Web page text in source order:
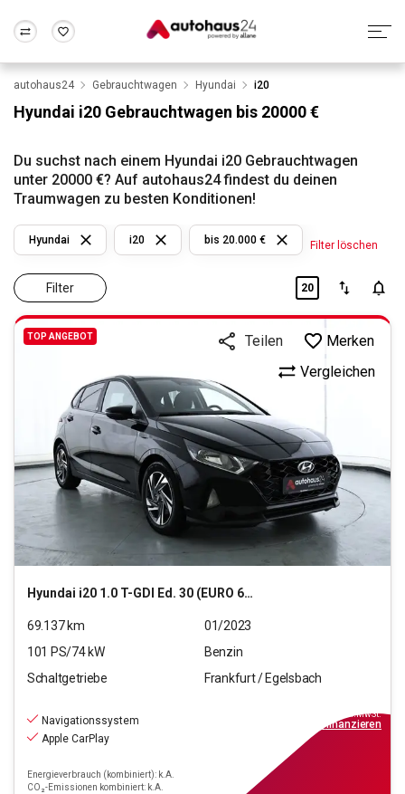
Wir bewerten dein Auto
Alle Fragen & Antworten
Rund um die Inzahlungnahme
Frankfurt Wuppertal
autohaus24 Gebrauchtwagen Hyundai i20
Hyundai i20 Gebrauchtwagen bis 20000 €
Du suchst nach einem Hyundai i20 Gebrauchtwagen
unter 20000 €? Auf autohaus24 findest du deinen
Traumwagen zu besten Konditionen!
Filter
Hyundai i20 bis 20.000 € Filter löschen
20
TOP ANGEBOT
Hyundai i20 1.0 T-GDI Ed. 30 (EURO 6d)(OPF)
Vergleichen
Teilen Merken
69.137km
01/2023
101 PS/74kW
Benzin
Schaltgetriebe
Frankfurt / Egelsbach
Navigationssystem
Apple CarPlay
Energieverbrauch (kombiniert): k.A.
CO₂-Emissionen kombiniert: k.A.
inkl.MwSt.
finanzieren